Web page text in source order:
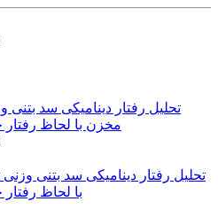
تحلیل رفتار دینامیکی سد بتنی
با لحاظ